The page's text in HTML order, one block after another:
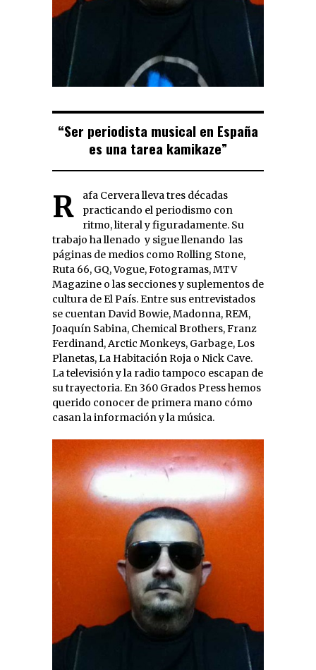
“Ser periodista musical en España
es una tarea kamikaze”
Rafa Cervera lleva tres décadas
practicando el periodismo con
ritmo, literal y figuradamente. Su
trabajo ha llenado  y sigue llenando  las
páginas de medios como Rolling Stone,
Ruta 66, GQ, Vogue, Fotogramas, MTV
Magazine o las secciones y suplementos de
cultura de El País. Entre sus entrevistados
se cuentan David Bowie, Madonna, REM,
Joaquín Sabina, Chemical Brothers, Franz
Ferdinand, Arctic Monkeys, Garbage, Los
Planetas, La Habitación Roja o Nick Cave.
La televisión y la radio tampoco escapan de
su trayectoria. En 360 Grados Press hemos
querido conocer de primera mano cómo
casan la información y la música.